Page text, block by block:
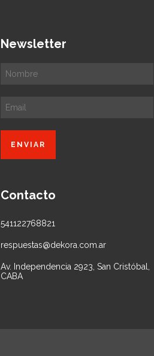
Newsletter
Contacto
541122768821
respuestas@dekora.com.ar
Av. Independencia 2923, San Cristóbal,
CABA